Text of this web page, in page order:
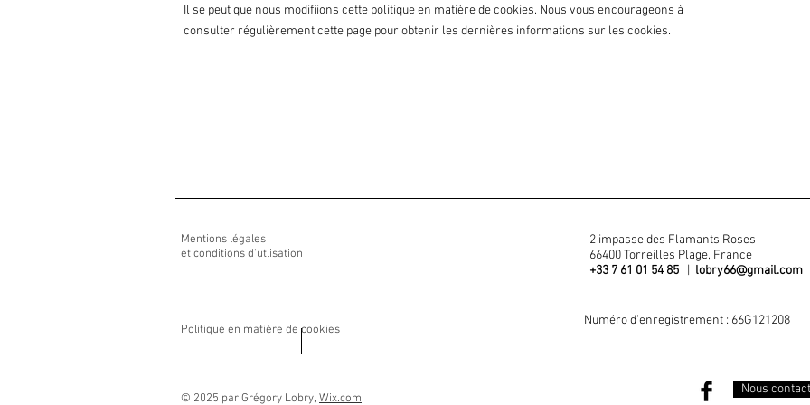
Il se peut que nous modifiions cette politique en matière de cookies. Nous vous encourageons à
consulter régulièrement cette page pour obtenir les dernières informations sur les cookies.
Mentions légales
et conditions d'utlisation
Politique en matière de cookies
2 impasse des Flamants Roses
66400 Torreilles Plage, France
+33 7 61 01 54 85
lobry66@gmail.com
Numéro d’enregistrement : 66G121208
© 2025 par Grégory Lobry, Wix.com
Nous